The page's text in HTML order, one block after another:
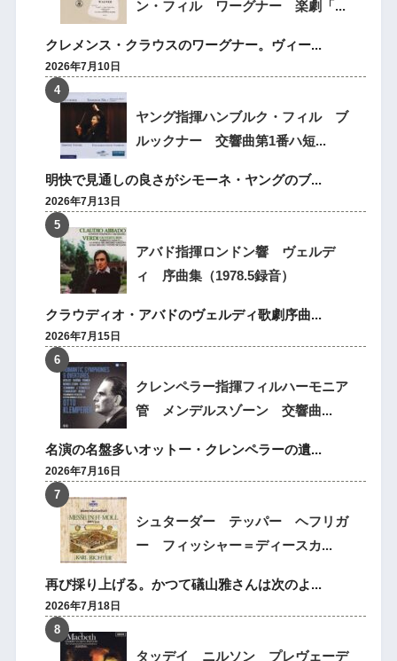
ン・フィル ワーグナー 楽劇「...
クレメンス・クラウスのワーグナー。ヴィー...
2026年7月10日
ヤング指揮ハンブルク・フィル ブ
ルックナー 交響曲第1番ハ短...
明快で見通しの良さがシモーネ・ヤングのブ...
2026年7月13日
アバド指揮ロンドン響 ヴェルデ
ィ 序曲集（1978.5録音）
クラウディオ・アバドのヴェルディ歌劇序曲...
2026年7月15日
クレンペラー指揮フィルハーモニア
管 メンデルスゾーン 交響曲...
名演の名盤多いオットー・クレンペラーの遺...
2026年7月16日
シュターダー テッパー ヘフリガ
ー フィッシャー＝ディースカ...
再び採り上げる。かつて礒山雅さんは次のよ...
2026年7月18日
タッデイ ニルソン プレヴェーデ